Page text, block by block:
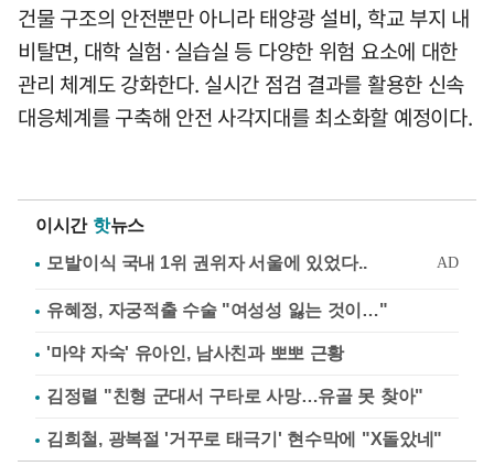
건물 구조의 안전뿐만 아니라 태양광 설비, 학교 부지 내
비탈면, 대학 실험·실습실 등 다양한 위험 요소에 대한
관리 체계도 강화한다. 실시간 점검 결과를 활용한 신속
대응체계를 구축해 안전 사각지대를 최소화할 예정이다.
이시간 핫뉴스
유혜정, 자궁적출 수술 "여성성 잃는 것이…"
'마약 자숙' 유아인, 남사친과 뽀뽀 근황
김정렬 "친형 군대서 구타로 사망…유골 못 찾아"
김희철, 광복절 '거꾸로 태극기' 현수막에 "X돌았네"